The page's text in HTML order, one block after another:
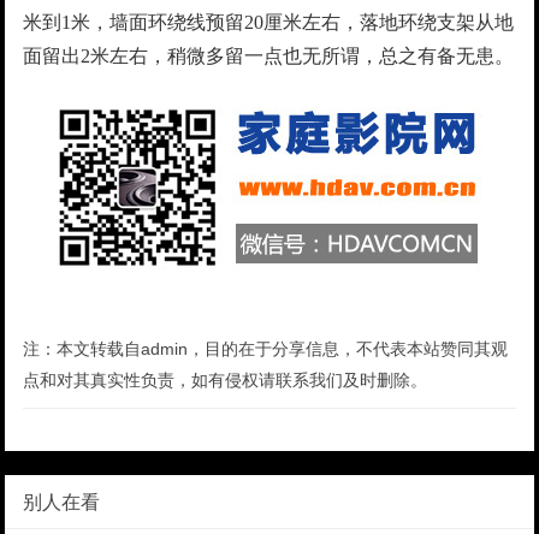
米到1米，墙面环绕线预留20厘米左右，落地环绕支架从地
面留出2米左右，稍微多留一点也无所谓，总之有备无患。
注：本文转载自admin，目的在于分享信息，不代表本站赞同其观
点和对其真实性负责，如有侵权请联系我们及时删除。
别人在看